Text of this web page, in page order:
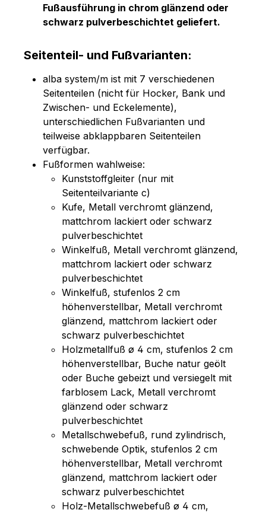
Fußausführung in chrom glänzend oder
schwarz pulverbeschichtet geliefert.
Seitenteil- und Fußvarianten:
alba system/m ist mit 7 verschiedenen
Seitenteilen (nicht für Hocker, Bank und
Zwischen- und Eckelemente),
unterschiedlichen Fußvarianten und
teilweise abklappbaren Seitenteilen
verfügbar.
Fußformen wahlweise:
Kunststoffgleiter (nur mit
Seitenteilvariante c)
Kufe, Metall verchromt glänzend,
mattchrom lackiert oder schwarz
pulverbeschichtet
Winkelfuß, Metall verchromt glänzend,
mattchrom lackiert oder schwarz
pulverbeschichtet
Winkelfuß, stufenlos 2 cm
höhenverstellbar, Metall verchromt
glänzend, mattchrom lackiert oder
schwarz pulverbeschichtet
Holzmetallfuß ø 4 cm, stufenlos 2 cm
höhenverstellbar, Buche natur geölt
oder Buche gebeizt und versiegelt mit
farblosem Lack, Metall verchromt
glänzend oder schwarz
pulverbeschichtet
Metallschwebefuß, rund zylindrisch,
schwebende Optik, stufenlos 2 cm
höhenverstellbar, Metall verchromt
glänzend, mattchrom lackiert oder
schwarz pulverbeschichtet
Holz-Metallschwebefuß ø 4 cm,